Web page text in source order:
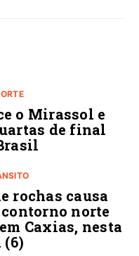
o Mirassol e
de final
rochas causa
norte
Caxias, nesta